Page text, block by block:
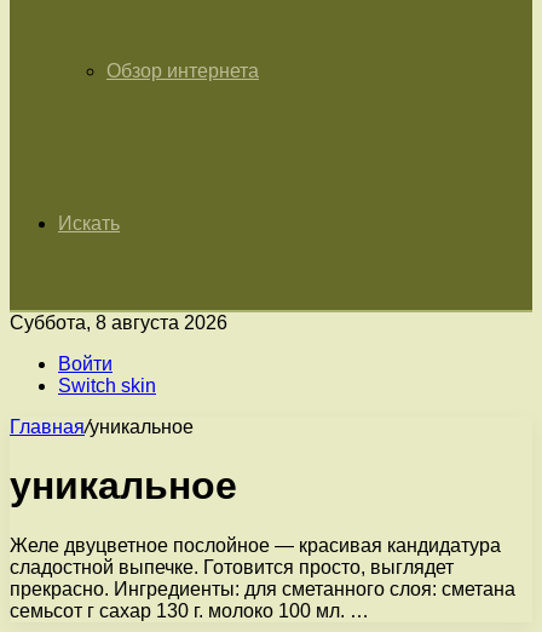
Обзор интернета
Искать
Суббота, 8 августа 2026
Войти
Switch skin
Главная/уникальное
уникальное
Желе двуцветное послойное — красивая кандидатура
сладостной выпечке. Готовится просто, выглядет
прекрасно. Ингредиенты: для сметанного слоя: сметана
семьсот г сахар 130 г. молоко 100 мл. …